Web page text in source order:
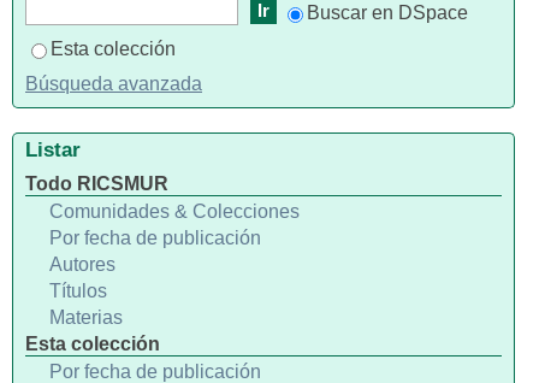
Buscar en DSpace
Esta colección
Búsqueda avanzada
Listar
Todo RICSMUR
Comunidades & Colecciones
Por fecha de publicación
Autores
Títulos
Materias
Esta colección
Por fecha de publicación